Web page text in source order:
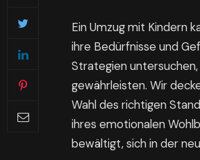
Ein Umzug mit Kindern
ihre Bedürfnisse und
Strategien untersuchen,
gewährleisten. Wir
Wahl des richtigen
ihres emotionalen
bewältigt, sich in der